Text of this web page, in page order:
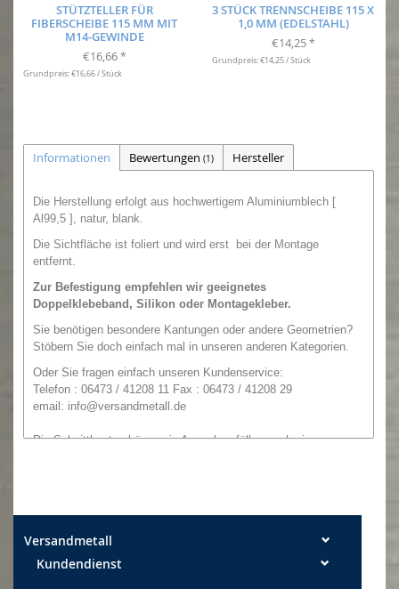
STÜTZTELLER FÜR
FIBERSCHEIBE 115 MM MIT
M14-GEWINDE
€16,66 *
Grundpreis: €16,66 / Stück
3 STÜCK TRENNSCHEIBE 115 X
1,0 MM (EDELSTAHL)
€14,25 *
Grundpreis: €14,25 / Stück
Informationen Bewertungen (1) Hersteller
Die Herstellung erfolgt aus hochwertigem Aluminiumblech [
Al99,5 ], natur, blank.
Die Sichtfläche ist foliert und wird erst bei der Montage
entfernt.
Zur Befestigung empfehlen wir geeignetes
Doppelklebeband, Silikon oder Montagekleber.
Sie benötigen besondere Kantungen oder andere Geometrien?
Stöbern Sie doch einfach mal in unseren anderen Kategorien.
Oder Sie fragen einfach unseren Kundenservice:
Telefon : 06473 / 41208 11 Fax : 06473 / 41208 29
email: info@versandmetall.de
Die Schnittkanten können in Ausnahmefällen noch einen
Versandmetall
Kundendienst